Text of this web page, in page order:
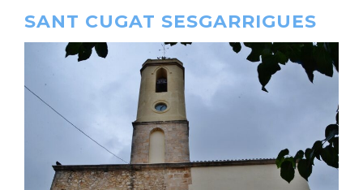
SANT CUGAT SESGARRIGUES